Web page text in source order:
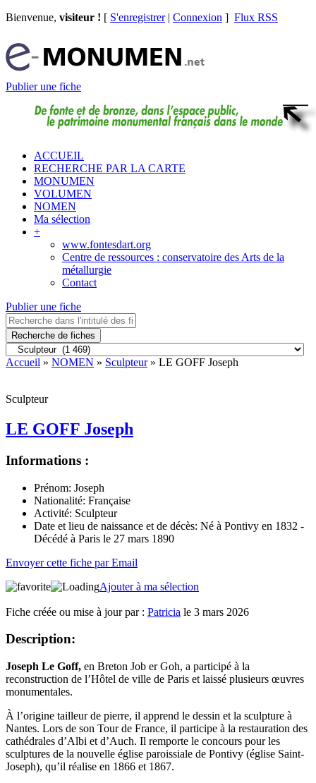
Bienvenue, visiteur ! [ S'enregistrer| Connexion ] Flux RSS
Publier une fiche
ACCUEIL
RECHERCHE PAR LA CARTE
MONUMEN
VOLUMEN
NOMEN
Ma sélection
+
www.fontesdart.org
Centre de ressources : conservatoire des Arts de la
métallurgie
Contact
Publier une fiche
Recherche de fiches
Accueil » NOMEN » Sculpteur» LE GOFF Joseph
Sculpteur
LE GOFF Joseph
Informations :
Prénom: Joseph
Nationalité: Française
Activité: Sculpteur
Date et lieu de naissance et de décès: Né à Pontivy en 1832 -
Décédé à Paris le 27 mars 1890
Envoyer cette fiche par Email
Ajouter à ma sélection
Fiche créée ou mise à jour par : Patricia le 3 mars 2026
Description:
Joseph Le Goff, en Breton Job er Goh, a participé à la
reconstruction de l’Hôtel de ville de Paris et laissé plusieurs œuvres
monumentales.
À l’origine tailleur de pierre, il apprend le dessin et la sculpture à
Nantes. Lors de son Tour de France, il participe à la restauration des
cathédrales d’Albi et d’Auch. Il remporte le concours pour les
sculptures de la nouvelle église paroissiale de Pontivy (église Saint-
Joseph), qu’il réalise en 1866 et 1867.